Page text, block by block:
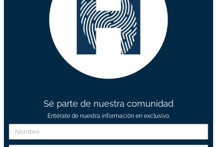
Sé parte de nuestra comunidad
Entérate de nuestra información en exclusivo.